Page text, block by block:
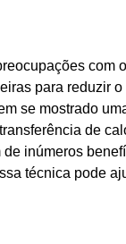
com
para reduzir
se mostrado
de
inúmeros
técnica pode